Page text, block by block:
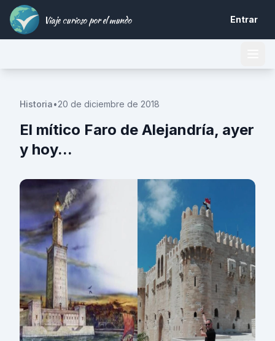
Viaje curioso por el mundo Entrar
Historia•20 de diciembre de 2018
El mítico Faro de Alejandría, ayer
y hoy...